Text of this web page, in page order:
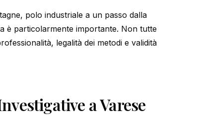
polo industriale a un passo dalla
è particolarmente importante. Non tutte
legalità dei metodi e validità
a Varese